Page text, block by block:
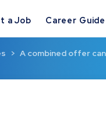
a Job Career Guide
A combined offer